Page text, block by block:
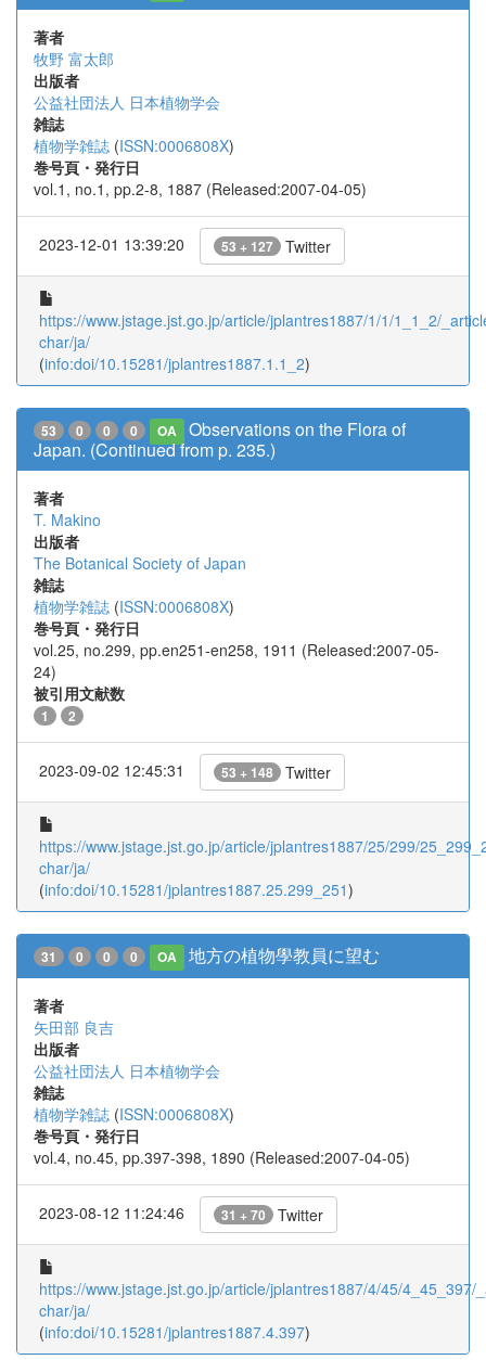
著者
牧野 富太郎
出版者
公益社団法人 日本植物学会
雑誌
植物学雑誌 (ISSN:0006808X)
巻号頁・発行日
vol.1, no.1, pp.2-8, 1887 (Released:2007-04-05)
2023-12-01 13:39:20 53 + 127 Twitter
https://www.jstage.jst.go.jp/article/jplantres1887/1/1/1_1_2/
char/ja/
(info:doi/10.15281/jplantres1887.1.1_2)
53 0 0 0 OA
Observations on the Flora of
Japan. (Continued from p. 235.)
著者
T. Makino
出版者
The Botanical Society of Japan
雑誌
植物学雑誌 (ISSN:0006808X)
巻号頁・発行日
vol.25, no.299, pp.en251-en258, 1911 (Released:2007-05-
24)
被引用文献数
1 2
2023-09-02 12:45:31 53 + 148 Twitter
https://www.jstage.jst.go.jp/article/jplantres1887/25/299/
char/ja/
(info:doi/10.15281/jplantres1887.25.299_251)
31 0 0 0 OA 地方の植物學教員に望む
著者
矢田部 良吉
出版者
公益社団法人 日本植物学会
雑誌
植物学雑誌 (ISSN:0006808X)
巻号頁・発行日
vol.4, no.45, pp.397-398, 1890 (Released:2007-04-05)
2023-08-12 11:24:46 31 + 70 Twitter
https://www.jstage.jst.go.jp/article/jplantres1887/4/45/4_45_397/
char/ja/
(info:doi/10.15281/jplantres1887.4.397)